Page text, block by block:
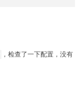
，检查了一下配置，没有